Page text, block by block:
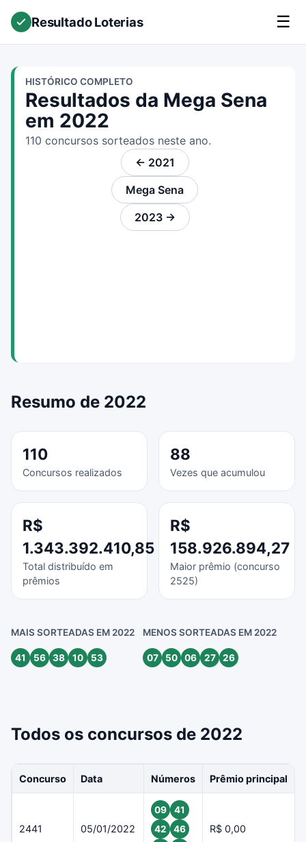
Resultado Loterias ☰
HISTÓRICO COMPLETO
Resultados da Mega Sena
em 2022
110 concursos sorteados neste ano.
← 2021
Mega Sena
2023 →
Resumo de 2022
110
Concursos realizados
88
Vezes que acumulou
R$
1.343.392.410,85
Total distribuído em
prêmios
R$
158.926.894,27
Maior prêmio (concurso
2525)
MAIS SORTEADAS EM 2022
41 56 38 10 53
MENOS SORTEADAS EM 2022
07 50 06 27 26
Todos os concursos de 2022
Concurso Data Números Prêmio principal
2441 05/01/2022
09
41
42
46
R$ 0,00